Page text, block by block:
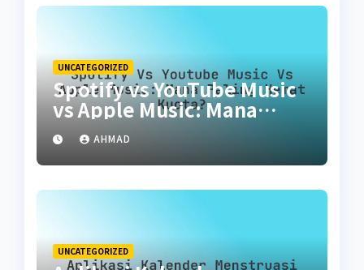
UNCATEGORIZED
Spotify vs YouTube Music
vs Apple Music: Mana
Paling Hemat Kuota?
AHMAD
UNCATEGORIZED